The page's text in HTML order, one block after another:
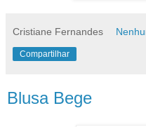
Cristiane Fernandes
Compartilhar
Blusa Bege